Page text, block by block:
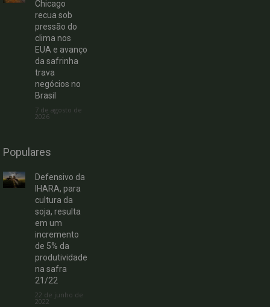
Chicago
recua sob
pressão do
clima nos
EUA e avanço
da safrinha
trava
negócios no
Brasil
7 de agosto de
2026
Populares
Defensivo da
IHARA, para
cultura da
soja, resulta
em um
incremento
de 5% da
produtividade
na safra
21/22
22 de junho de
2022